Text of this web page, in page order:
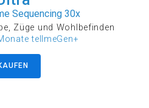
Sequencing 30x
Züge und Wohlbefinden
tellmeGen+